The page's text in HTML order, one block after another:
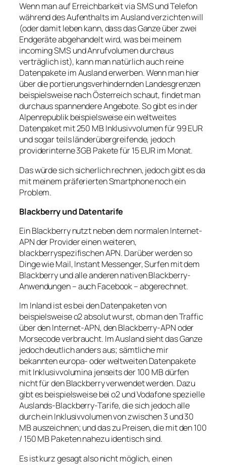
Wenn man auf Erreichbarkeit via SMS und Telefon
während des Aufenthalts im Ausland verzichten will
(oder damit leben kann, dass das Ganze über zwei
Endgeräte abgehandelt wird, was bei meinem
incoming SMS und Anrufvolumen durchaus
verträglich ist), kann man natürlich auch reine
Datenpakete im Ausland erwerben. Wenn man hier
über die portierungsverhindernden Landesgrenzen
beispielsweise nach Österreich schaut, findet man
durchaus spannendere Angebote. So gibt es in der
Alpenrepublik beispielsweise ein weltweites
Datenpaket mit 250 MB Inklusivvolumen für 99 EUR
und sogar teils länderübergreifende, jedoch
providerinterne 3GB Pakete für 15 EUR im Monat.
Das würde sich sicherlich rechnen, jedoch gibt es da
mit meinem präferierten Smartphone noch ein
Problem.
Blackberry und Datentarife
Ein Blackberry nutzt neben dem normalen Internet-
APN der Provider einen weiteren,
blackberryspezifischen APN. Darüber werden so
Dinge wie Mail, Instant Messenger, Surfen mit dem
Blackberry und alle anderen nativen Blackberry-
Anwendungen – auch Facebook – abgerechnet.
Im Inland ist es bei den Datenpaketen von
beispielsweise o2 absolut wurst, ob man den Traffic
über den Internet-APN, den Blackberry-APN oder
Morsecode verbraucht. Im Ausland sieht das Ganze
jedoch deutlich anders aus; sämtliche mir
bekannten europa- oder weltweiten Datenpakete
mit Inklusivvolumina jenseits der 100 MB dürfen
nicht für den Blackberry verwendet werden. Dazu
gibt es beispielsweise bei o2 und Vodafone spezielle
Auslands-Blackberry-Tarife, die sich jedoch alle
durch ein Inklusivvolumen von zwischen 3 und 30
MB auszeichnen; und das zu Preisen, die mit den 100
/ 150 MB Paketen nahezu identisch sind.
Es ist kurz gesagt also nicht möglich, einen